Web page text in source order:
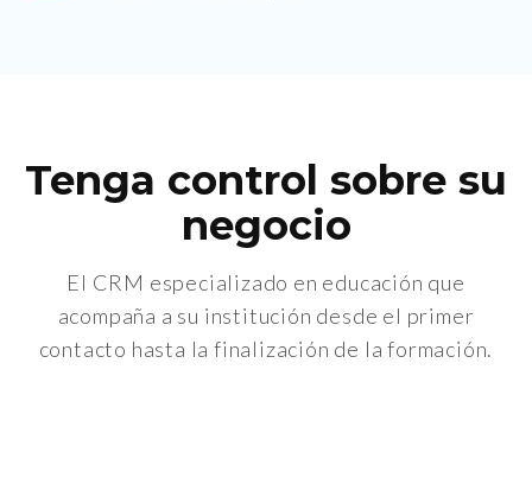
Tenga control sobre su
negocio
El CRM especializado en educación que
acompaña a su institución desde el primer
contacto hasta la finalización de la formación.